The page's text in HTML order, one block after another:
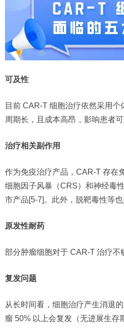
可及性
目前 CAR-T 细胞治疗依然采用
周期长，且成本高昂，影响患者可
治疗相关副作用
作为免疫治疗产品，CAR-T 存在
细胞因子风暴（CRS）和神经毒
市产品[5-7]。此外，脱靶毒性等也
原发性耐药
部分肿瘤细胞对于 CAR-T 治疗不
复发问题
从长时间看，细胞治疗产生消退
瘤 50% 以上会复发（无进展生存